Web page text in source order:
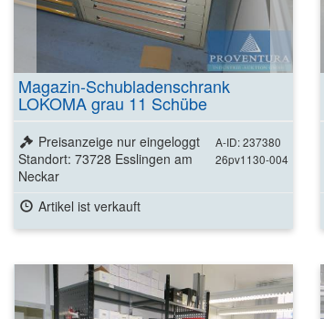
Magazin-Schubladenschrank
LOKOMA grau 11 Schübe
A-ID: 237380
26pv1130-004
Preisanzeige nur eingeloggt
Standort: 73728 Esslingen am
Neckar
Artikel ist verkauft